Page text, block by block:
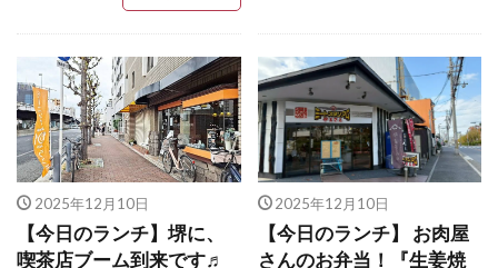
2025年12月10日
【今日のランチ】堺に、
喫茶店ブーム到来です♬
2025年12月10日
【今日のランチ】 お肉屋
さんのお弁当！『生姜焼